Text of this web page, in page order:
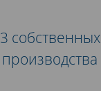
3 собственных
производства